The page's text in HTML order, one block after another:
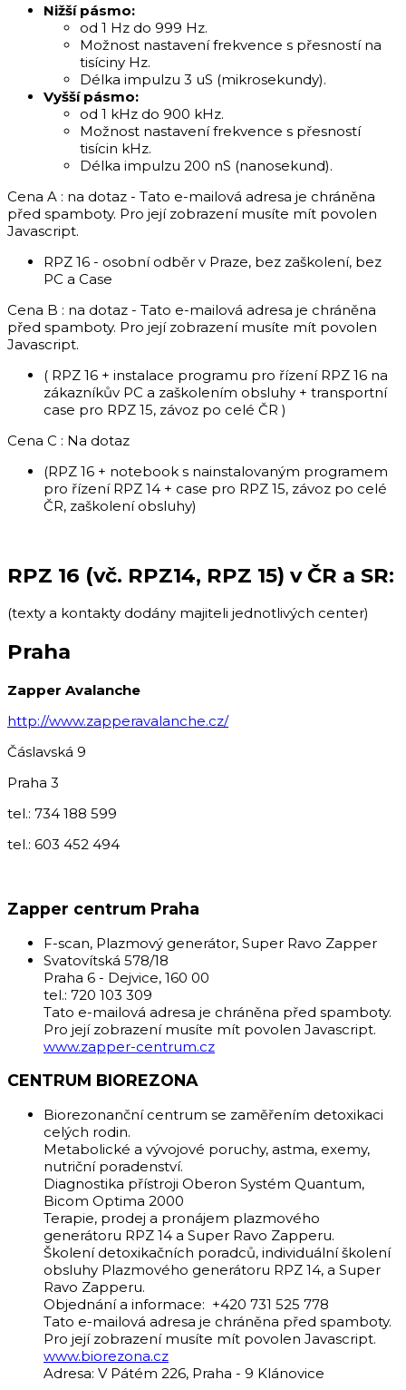
Nižší pásmo:
od 1 Hz do 999 Hz.
Možnost nastavení frekvence s přesností na
tisíciny Hz.
Délka impulzu 3 uS (mikrosekundy).
Vyšší pásmo:
od 1 kHz do 900 kHz.
Možnost nastavení frekvence s přesností
tisícin kHz.
Délka impulzu 200 nS (nanosekund).
Cena A : na dotaz - Tato e-mailová adresa je chráněna
před spamboty. Pro její zobrazení musíte mít povolen
Javascript.
RPZ 16 - osobní odběr v Praze, bez zaškolení, bez
PC a Case
Cena B : na dotaz - Tato e-mailová adresa je chráněna
před spamboty. Pro její zobrazení musíte mít povolen
Javascript.
( RPZ 16 + instalace programu pro řízení RPZ 16 na
zákazníkův PC a zaškolením obsluhy + transportní
case pro RPZ 15, závoz po celé ČR )
Cena C : Na dotaz
(RPZ 16 + notebook s nainstalovaným programem
pro řízení RPZ 14 + case pro RPZ 15, závoz po celé
ČR, zaškolení obsluhy)
RPZ 16 (vč. RPZ14, RPZ 15) v ČR a SR:
(texty a kontakty dodány majiteli jednotlivých center)
Praha
Zapper Avalanche
http://www.zapperavalanche.cz/
Čáslavská 9
Praha 3
tel.: 734 188 599
tel.: 603 452 494
Zapper centrum Praha
F-scan, Plazmový generátor, Super Ravo Zapper
Svatovítská 578/18
Praha 6 - Dejvice, 160 00
tel.: 720 103 309
Tato e-mailová adresa je chráněna před spamboty.
Pro její zobrazení musíte mít povolen Javascript.
www.zapper-centrum.cz
CENTRUM BIOREZONA
Biorezonanční centrum se zaměřením detoxikaci
celých rodin.
Metabolické a vývojové poruchy, astma, exemy,
nutriční poradenství.
Diagnostika přístroji Oberon Systém Quantum,
Bicom Optima 2000
Terapie, prodej a pronájem plazmového
generátoru RPZ 14 a Super Ravo Zapperu.
Školení detoxikačních poradců, individuální školení
obsluhy Plazmového generátoru RPZ 14, a Super
Ravo Zapperu.
Objednání a informace: +420 731 525 778
Tato e-mailová adresa je chráněna před spamboty.
Pro její zobrazení musíte mít povolen Javascript.
www.biorezona.cz
Adresa: V Pátém 226, Praha - 9 Klánovice